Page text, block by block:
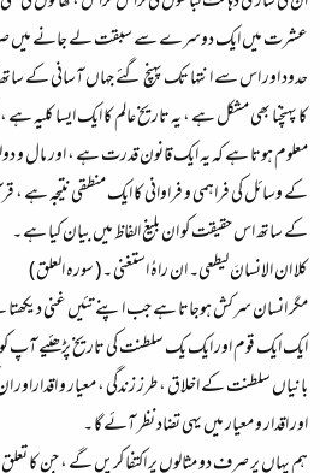
عشرت میں ایک دوسرے سے سبقت لے جانے میں
حدود اور اس سے انتہا تک پہنچ گئے جہاں آسانی کے
کا پہنچنا بھی مشکل ہے ، یہ تاریخ عالم کا ایک ایسا کلیہ
معلوم ہوتا ہے کہ یہ ایک قانون قدرت ہے ، اور مال
کے وسائل کی فراہمی و فراوانی کا ایک منطقی نتیجہ ہے ،
کے ساتھ اس حقیقت کو ان بلیغ الفاظ میں بیان کیا ہے ۔
کلا ان الانسانَ لیطعی۔ ان راہُ استغنی ۔ ( سورہ العلق )
مگر انسان سرکش ہوجاتا ہے جب اپنے تئیں غنی
ایک ایک قوم اور ایک یک سلطنت کی تاریخ پڑھئیے آپ کو
بانیاں سلطنت کے اخلاق ، طرز زندگی ، معیار و اقداراور
اور اقدار و معیار میں یہی تضاد نظر آئے گا ۔
ہم یہاں پر صرف دو مثالوں پر اکتفا کریں گے ، جن کا